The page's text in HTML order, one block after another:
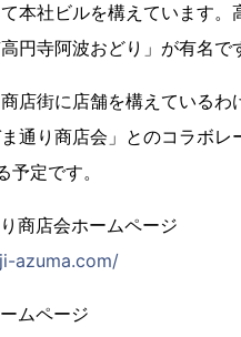
本社ビルを構えています
円寺阿波おどり」が有名で
店街に店舗を構えている
通り商店会」とのコラボ
定です。
商店会ホームページ
azuma.com/
ムページ